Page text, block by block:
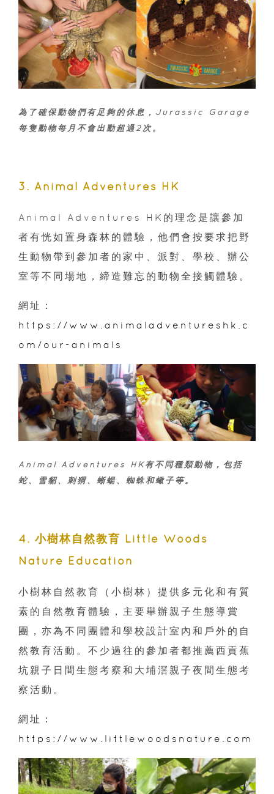
為了確保動物們有足夠的休息，Jurassic Garage
每隻動物每月不會出動超過2次。
3. Animal Adventures HK
Animal Adventures HK的理念是讓參加
者有恍如置身森林的體驗，他們會按要求把野
生動物帶到參加者的家中、派對、學校、辦公
室等不同場地，締造難忘的動物全接觸體驗。
網址：
https://www.animaladventureshk.c
om/our-animals
Animal Adventures HK有不同種類動物，包括
蛇、雪貂、刺猬、蜥蝪、蜘蛛和蠍子等。
4. 小樹林自然教育 Little Woods
Nature Education
小樹林自然教育（小樹林）提供多元化和有質
素的自然教育體驗，主要舉辦親子生態導賞
團，亦為不同團體和學校設計室內和戶外的自
然教育活動。不少過往的參加者都推薦西貢蕉
坑親子日間生態考察和大埔滘親子夜間生態考
察活動。
網址：
https://www.littlewoodsnature.com